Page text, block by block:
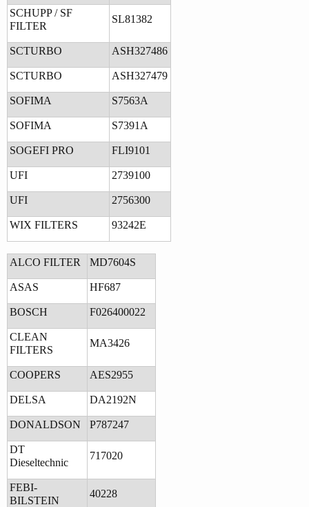
SCHUPP / SF
FILTER
SL81382
SCTURBO ASH327486
SCTURBO ASH327479
SOFIMA S7563A
SOFIMA S7391A
SOGEFI PRO FLI9101
UFI 2739100
UFI 2756300
WIX FILTERS 93242E
ALCO FILTER MD7604S
ASAS HF687
BOSCH F026400022
CLEAN
FILTERS
MA3426
COOPERS AES2955
DELSA DA2192N
DONALDSON P787247
DT
Dieseltechnic
717020
FEBI-
BILSTEIN
40228